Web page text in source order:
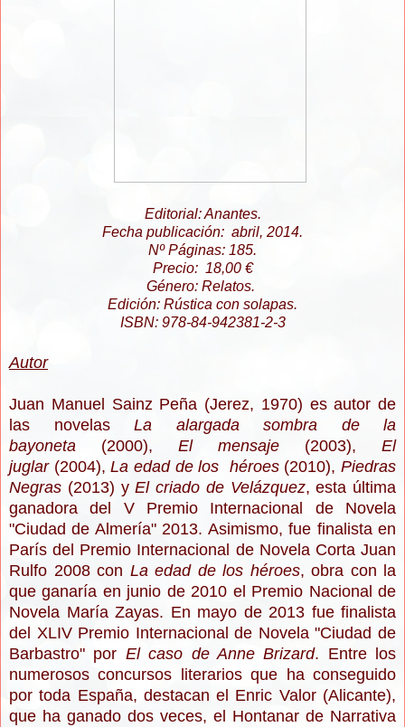
Editorial: Anantes.
Fecha publicación: abril, 2014.
Nº Páginas: 185.
Precio: 18,00 €
Género: Relatos.
Edición: Rústica con solapas.
ISBN: 978-84-942381-2-3
Autor
Juan Manuel Sainz Peña (Jerez, 1970) es autor de
las novelas La alargada sombra de la
bayoneta (2000), El mensaje (2003), El
juglar(2004),La edad de los héroes(2010),Piedras
Negras (2013) yEl criado de Velázquez, esta última
ganadora del V Premio Internacional de Novela
"Ciudad de Almería" 2013. Asimismo, fue finalista en
París del Premio Internacional de Novela Corta Juan
Rulfo 2008 con La edad de los héroes, obra con la
que ganaría en junio de 2010 el Premio Nacional de
Novela María Zayas. En mayo de 2013 fue finalista
del XLIV Premio Internacional de Novela "Ciudad de
Barbastro" por El caso de Anne Brizard. Entre los
numerosos concursos literarios que ha conseguido
por toda España, destacan el Enric Valor (Alicante),
que ha ganado dos veces, el Hontanar de Narrativa